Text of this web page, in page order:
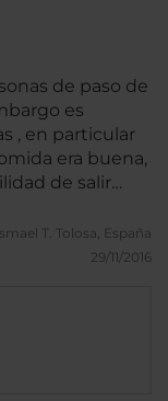
de paso de
es
, en particular
era buena,
de salir
Ismael T. Tolosa, España
29/11/2016